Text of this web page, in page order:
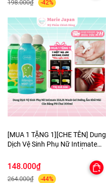
198.000₫ -42%
[MUA 1 TẶNG 1][CHE TÊN] Dung
Dịch Vệ Sinh Phụ Nữ Intimate
KhửMùi CânBằng PH Chai
200ml-TẶNG 1MASK
148.000₫
264.000₫ -44%